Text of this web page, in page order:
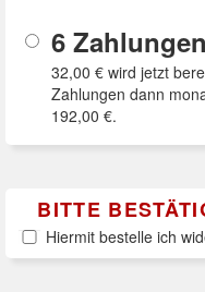
6
32,00 € wird jetzt
Zahlungen dann
192,00 €.
BITTE
Hiermit bestelle ich